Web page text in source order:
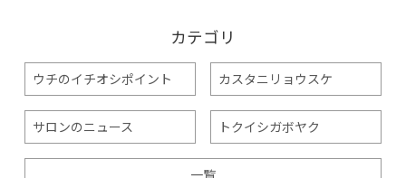
カテゴリ
ウチのイチオシポイント カスタニリョウスケ
サロンのニュース トクイシガボヤク
一覧